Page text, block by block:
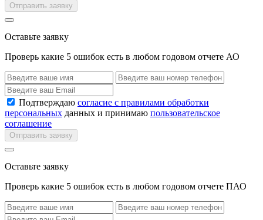
Отправить заявку
Оставьте заявку
Проверь какие 5 ошибок есть в любом годовом отчете АО
Подтверждаю согласие с правилами обработки
персональных данных и принимаю пользовательское
соглашение
Отправить заявку
Оставьте заявку
Проверь какие 5 ошибок есть в любом годовом отчете ПАО